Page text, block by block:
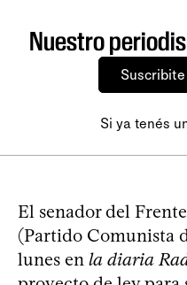
Nuestro
Si ya tenés
El senador del
(Partido Comunista
lunes en la diaria